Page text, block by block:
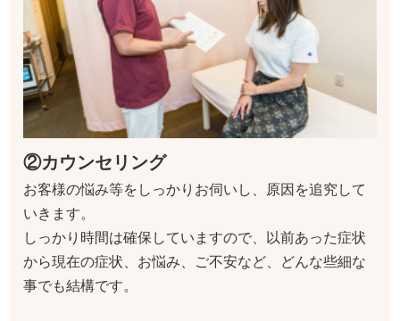
②カウンセリング
お客様の悩み等をしっかりお伺いし、原因を追究して
いきます。
しっかり時間は確保していますので、以前あった症状
から現在の症状、お悩み、ご不安など、どんな些細な
事でも結構です。